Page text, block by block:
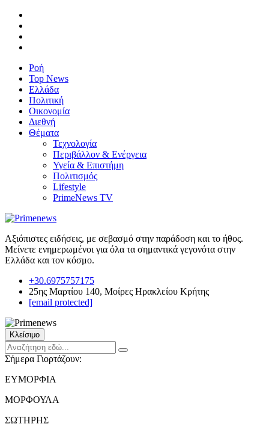
Ροή
Top News
Ελλάδα
Πολιτική
Οικονομία
Διεθνή
Θέματα
Τεχνολογία
Περιβάλλον & Ενέργεια
Υγεία & Επιστήμη
Πολιτισμός
Lifestyle
PrimeNews TV
Αξιόπιστες ειδήσεις, με σεβασμό στην παράδοση και το ήθος.
Μείνετε ενημερωμένοι για όλα τα σημαντικά γεγονότα στην
Ελλάδα και τον κόσμο.
+30.6975757175
25ης Μαρτίου 140, Μοίρες Ηρακλείου Κρήτης
[email protected]
Κλείσιμο
Σήμερα Γιορτάζουν:
ΕΥΜΟΡΦΙΑ
ΜΟΡΦΟΥΛΑ
ΣΩΤΗΡΗΣ